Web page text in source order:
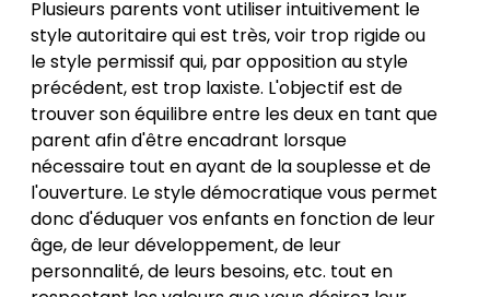
Plusieurs parents vont utiliser intuitivement le
style autoritaire qui est très, voir trop rigide ou
le style permissif qui, par opposition au style
précédent, est trop laxiste. L'objectif est de
trouver son équilibre entre les deux en tant que
parent afin d'être encadrant lorsque
nécessaire tout en ayant de la souplesse et de
l'ouverture. Le style démocratique vous permet
donc d'éduquer vos enfants en fonction de leur
âge, de leur développement, de leur
personnalité, de leurs besoins, etc. tout en